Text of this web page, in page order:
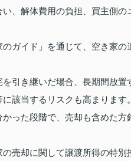
、解体費用の負担、買主側
ガイド」を通じて、空き家
引き継いだ場合、長期間放
該当するリスクも高まります。
った段階で、売却も含めた
売却に関して譲渡所得の特